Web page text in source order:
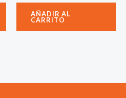
AÑADIR AL
CARRITO